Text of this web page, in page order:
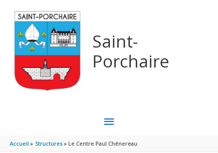
Saint-
Porchaire
MENU
PRINCIPAL
Accueil Structures Le Centre Paul Chénereau